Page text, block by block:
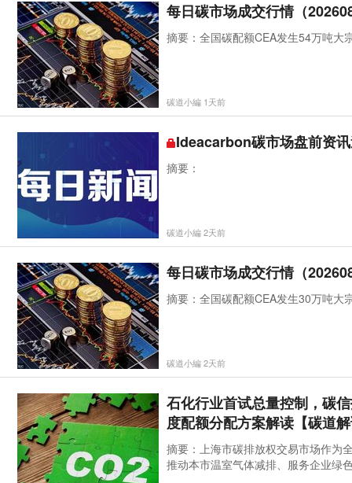
每日碳市场成交行情（
摘要：全国碳配额CEA发生54万吨大
碳道小編 1天前
Ideacarbon碳市场盘前资
摘要：
碳道小編 2天前
每日碳市场成交行情（
摘要：全国碳配额CEA发生30万吨大
碳道小編 2天前
石化行业首试总量控制，碳
度配额分配方案解读【碳道
摘要：上海市碳排放权交易市场作为
推动本市温室气体减排、服务企业绿